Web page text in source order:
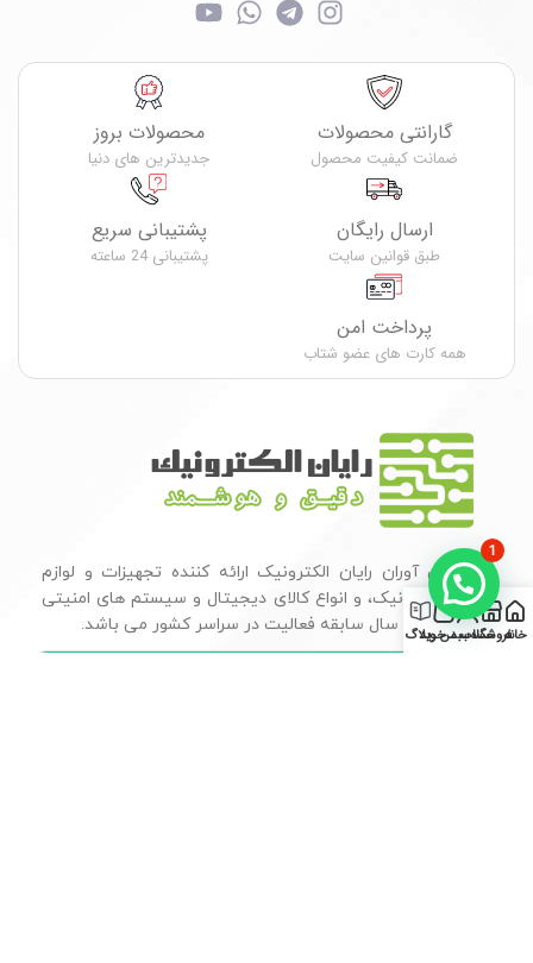
گارانتی محصولات
ضمانت کیفیت محصول
محصولات بروز
جدیدترین های دنیا
ارسال رایگان
طبق قوانین سایت
پشتیبانی سریع
پشتیبانی 24 ساعته
پرداخت امن
همه کارت های عضو شتاب
گروه فن آوران رایان الکترونیک ارائه کننده تجهیزات و لوازم
جانبی الکترونیک، و انواع کالای دیجیتال و سیستم های امنیتی
با بیش از 15 سال سابقه فعالیت در سراسر کشور می باشد.
خانهفروشگاه
حساب من
0
سبد خرید
وبلاگ
1